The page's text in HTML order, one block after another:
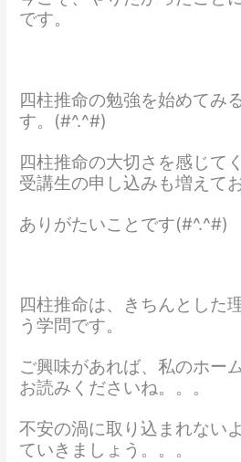
です。
四柱推命の勉強を始めてみ
す。(#^.^#)
四柱推命の大切さを感じて
受講生の申し込みも増えて
ありがたいことです(#^.^#)
四柱推命は、きちんとした
う学問です。
ご興味があれば、私のホー
お読みくださいね。。。
不安の渦に取り込まれない
ていきましょう。。。